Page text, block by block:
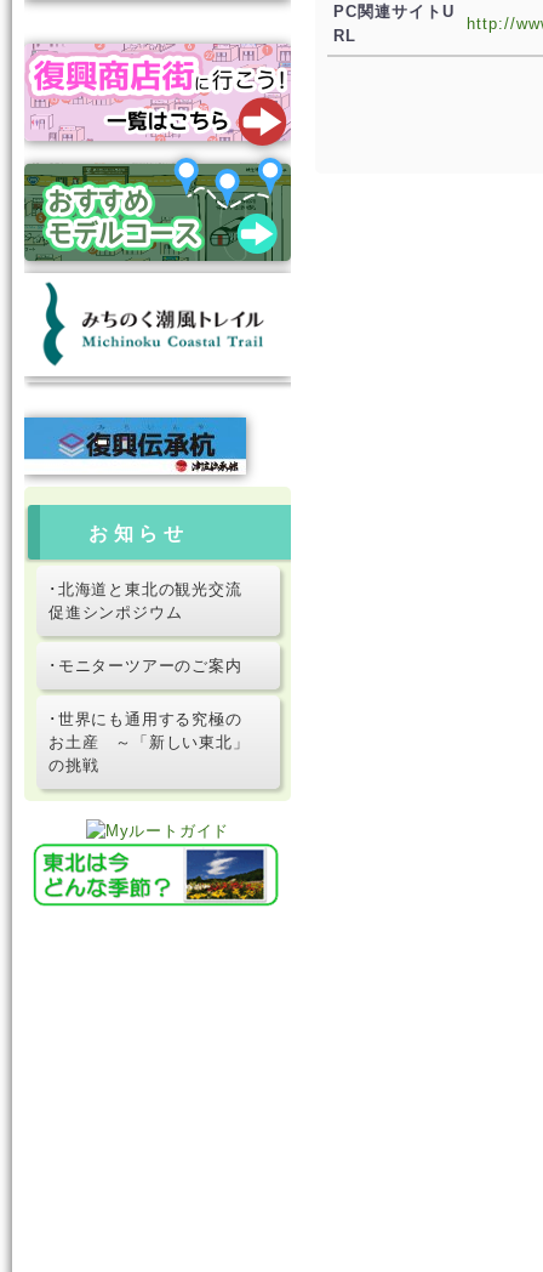
お知らせ
･北海道と東北の観光交流
促進シンポジウム
･モニターツアーのご案内
･世界にも通用する究極の
お土産 ～「新しい東北」
の挑戦
PC関連サイトU
RL
http://